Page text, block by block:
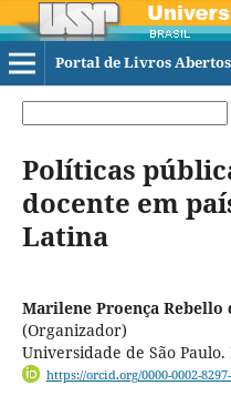
Portal de Livros Abertos
Políticas
docente em
Latina
Marilene Proença Rebello
(Organizador)
Universidade de São
https://orcid.org/0000-0002-